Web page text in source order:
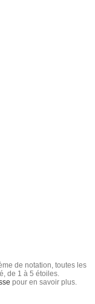
de notation, toutes les
de 1 à 5 étoiles.
pour en savoir plus.